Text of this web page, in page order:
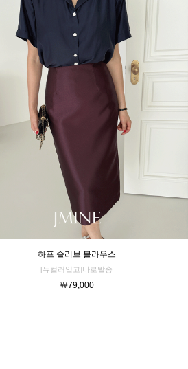
하프 슬리브 블라우스
[뉴컬러입고]바로발송
￦79,000